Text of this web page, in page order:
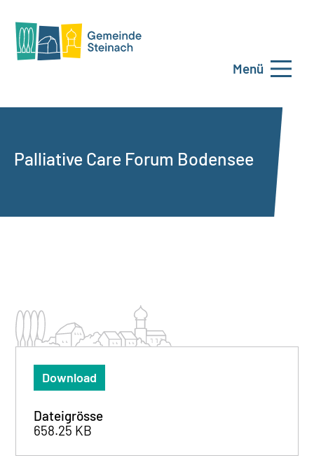
Menü
Palliative Care Forum Bodensee
Download
Dateigrösse
658.25 KB